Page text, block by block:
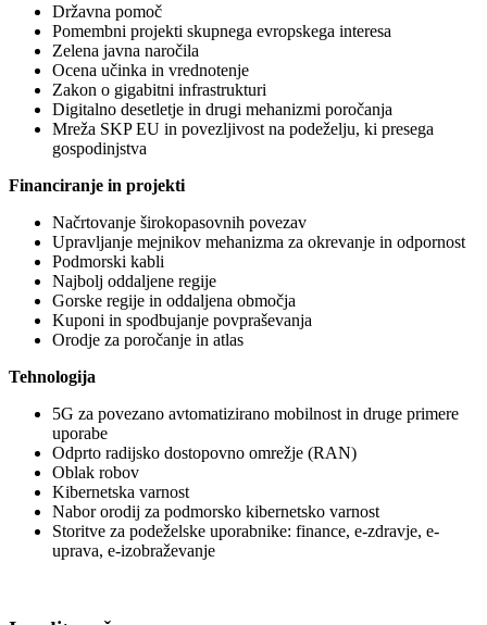
Državna pomoč
Pomembni projekti skupnega evropskega interesa
Zelena javna naročila
Ocena učinka in vrednotenje
Zakon o gigabitni infrastrukturi
Digitalno desetletje in drugi mehanizmi poročanja
Mreža SKP EU in povezljivost na podeželju, ki presega
gospodinjstva
Financiranje in projekti
Načrtovanje širokopasovnih povezav
Upravljanje mejnikov mehanizma za okrevanje in odpornost
Podmorski kabli
Najbolj oddaljene regije
Gorske regije in oddaljena območja
Kuponi in spodbujanje povpraševanja
Orodje za poročanje in atlas
Tehnologija
5G za povezano avtomatizirano mobilnost in druge primere
uporabe
Odprto radijsko dostopovno omrežje (RAN)
Oblak robov
Kibernetska varnost
Nabor orodij za podmorsko kibernetsko varnost
Storitve za podeželske uporabnike: finance, e-zdravje, e-
uprava, e-izobraževanje